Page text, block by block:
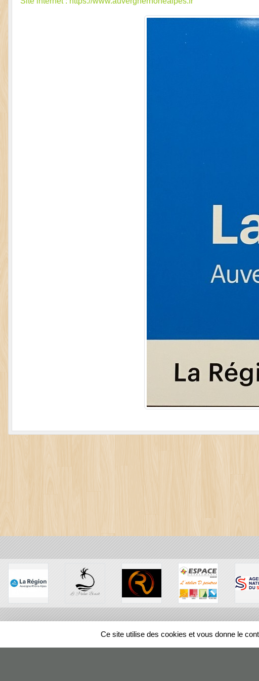
Ce site utilise des cookies et vous donne le